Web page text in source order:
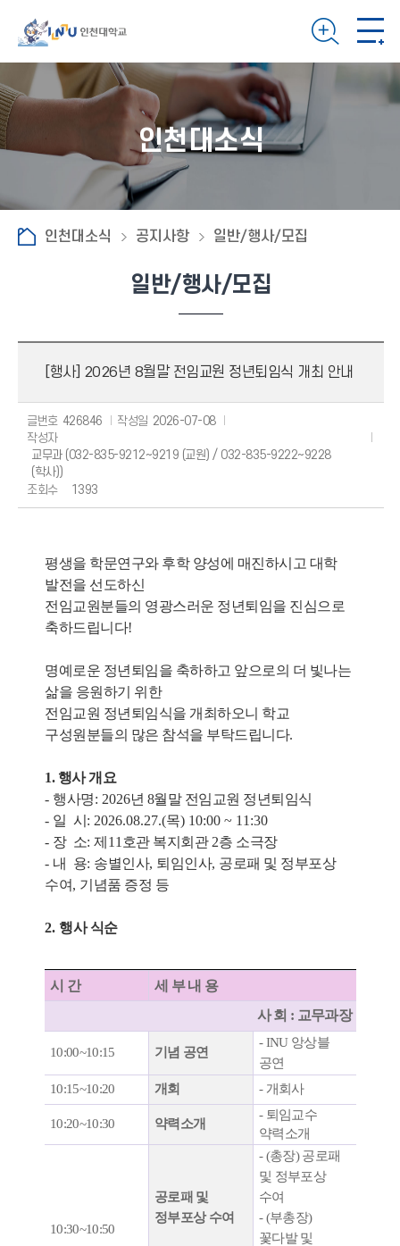
인천대소식
인천대소식 공지사항 일반/행사/모집
일반/행사/모집
[행사] 2026년 8월말 전임교원 정년퇴임식 개최 안내
글번호 426846 작성일 2026-07-08
작성자
교무과 (032-835-9212~9219 (교원) / 032-835-9222~9228
(학사))
조회수
1393
평생을 학문연구와 후학 양성에 매진하시고 대학
발전을 선도하신
전임교원분들의 영광스러운 정년퇴임을 진심으로
축하드립니다!
명예로운 정년퇴임을 축하하고 앞으로의 더 빛나는
삶을 응원하기 위한
전임교원 정년퇴임식을 개최하오니 학교
구성원분들의 많은 참석을 부탁드립니다.
1. 행사 개요
- 행사명: 2026년 8월말 전임교원 정년퇴임식
- 일 시 : 2026.08.27.(목) 10:00 ~ 11:30
- 장 소: 제 11 호관 복지회관 2층 소극장
- 내 용: 송별인사, 퇴임인사, 공로패 및 정부포상
수여, 기념품 증정 등
2. 행사 식순
시 간
세 부 내 용
사 회 : 교무과장
10:00~10:15 기 념 공연
-INU 앙상블
공연
10:15~10:20
개회 - 개회사
10:20~10:30 약력소개
- 퇴임교수
약력소개
10:30~10:50
공로패 및
정부포상 수여
- (총장)공로패
및 정부포상
수여
- (부총장)
꽃다발 및